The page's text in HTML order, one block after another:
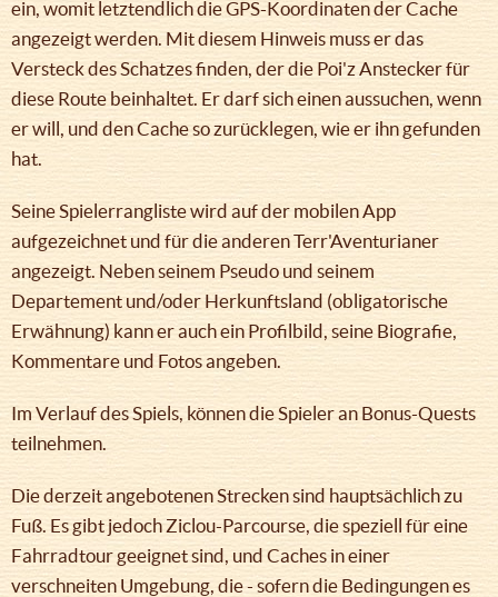
ein, womit letztendlich die GPS-Koordinaten der Cache
angezeigt werden. Mit diesem Hinweis muss er das
Versteck des Schatzes finden, der die Poi'z Anstecker für
diese Route beinhaltet. Er darf sich einen aussuchen, wenn
er will, und den Cache so zurücklegen, wie er ihn gefunden
hat.
Seine Spielerrangliste wird auf der mobilen App
aufgezeichnet und für die anderen Terr'Aventurianer
angezeigt. Neben seinem Pseudo und seinem
Departement und/oder Herkunftsland (obligatorische
Erwähnung) kann er auch ein Profilbild, seine Biografie,
Kommentare und Fotos angeben.
Im Verlauf des Spiels, können die Spieler an Bonus-Quests
teilnehmen.
Die derzeit angebotenen Strecken sind hauptsächlich zu
Fuß. Es gibt jedoch Ziclou-Parcourse, die speziell für eine
Fahrradtour geeignet sind, und Caches in einer
verschneiten Umgebung, die - sofern die Bedingungen es